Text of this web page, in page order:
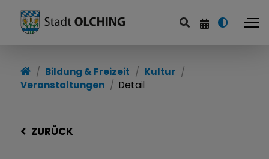
Bildung & Freizeit
Kultur
Veranstaltungen
Detail
ZURÜCK